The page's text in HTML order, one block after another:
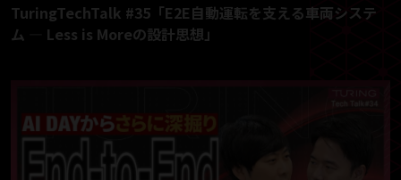
TuringTechTalk #35「E2E自動運転を支える車両システ
ム — Less is Moreの設計思想」